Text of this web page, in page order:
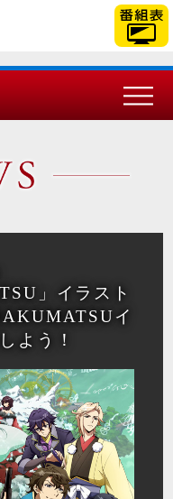
「TBSテレビ」トップ
」イラスト
イ
よう！